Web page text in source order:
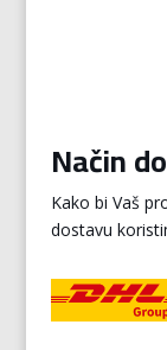
Način
Kako bi Vaš
dostavu